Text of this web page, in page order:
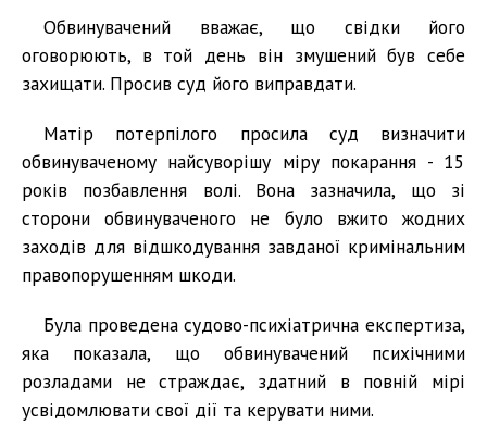
Обвинувачений вважає, що свідки його
оговорюють, в той день він змушений був себе
захищати. Просив суд його виправдати.
Матір потерпілого просила суд визначити
обвинуваченому найсуворішу міру покарання - 15
років позбавлення волі. Вона зазначила, що зі
сторони обвинуваченого не було вжито жодних
заходів для відшкодування завданої кримінальним
правопорушенням шкоди.
Була проведена судово-психіатрична експертиза,
яка показала, що обвинувачений психічними
розладами не страждає, здатний в повній мірі
усвідомлювати свої дії та керувати ними.